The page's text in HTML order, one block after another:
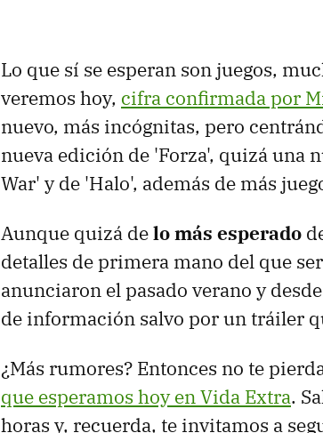
Lo que sí se esperan son juegos,
veremos hoy, cifra confirmada por
nuevo, más incógnitas, pero
nueva edición de 'Forza', quizá una
War' y de 'Halo', además de más
Aunque quizá delo más esperado
detalles de primera mano del que
anunciaron el pasado verano y
de información salvo por un tráiler
¿Más rumores? Entonces no te
que esperamos hoy en Vida Extra.
horas y, recuerda, te invitamos a